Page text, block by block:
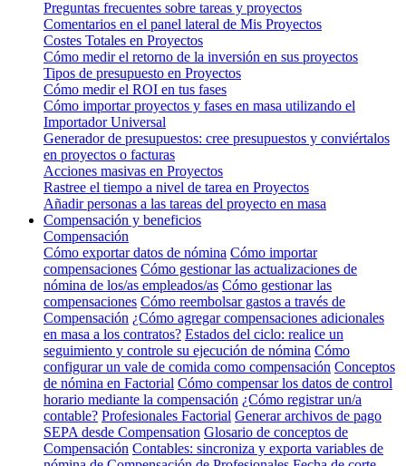
Preguntas frecuentes sobre tareas y proyectos
Comentarios en el panel lateral de Mis Proyectos
Costes Totales en Proyectos
Cómo medir el retorno de la inversión en sus proyectos
Tipos de presupuesto en Proyectos
Cómo medir el ROI en tus fases
Cómo importar proyectos y fases en masa utilizando el
Importador Universal
Generador de presupuestos: cree presupuestos y conviértalos
en proyectos o facturas
Acciones masivas en Proyectos
Rastree el tiempo a nivel de tarea en Proyectos
Añadir personas a las tareas del proyecto en masa
Compensación y beneficios
Compensación
Cómo exportar datos de nómina Cómo importar
compensaciones Cómo gestionar las actualizaciones de
nómina de los/as empleados/as Cómo gestionar las
compensaciones Cómo reembolsar gastos a través de
Compensación ¿Cómo agregar compensaciones adicionales
en masa a los contratos? Estados del ciclo: realice un
seguimiento y controle su ejecución de nómina Cómo
configurar un vale de comida como compensación Conceptos
de nómina en Factorial Cómo compensar los datos de control
horario mediante la compensación ¿Cómo registrar un/a
contable? Profesionales Factorial Generar archivos de pago
SEPA desde Compensation Glosario de conceptos de
Compensación Contables: sincroniza y exporta variables de